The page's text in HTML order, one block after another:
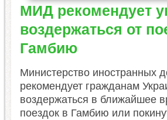
МИД рекомендует
воздержаться от
Гамбию
Министерство иностранных
рекомендует гражданам
воздержаться в ближайшее
поездок в Гамбию или